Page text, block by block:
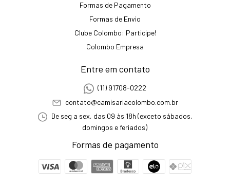
Formas de Pagamento
Formas de Envio
Clube Colombo: Participe!
Colombo Empresa
Entre em contato
(11) 91708-0222
contato@camisariacolombo.com.br
De seg a sex, das 09 às 18h (exceto sábados,
domingos e feriados)
Formas de pagamento